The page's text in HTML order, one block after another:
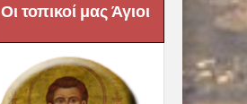
Οι τοπικοί μας Άγιοι